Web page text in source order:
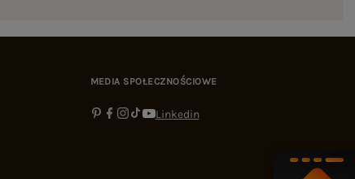
MEDIA SPOŁECZNOŚCIOWE
Linkedin